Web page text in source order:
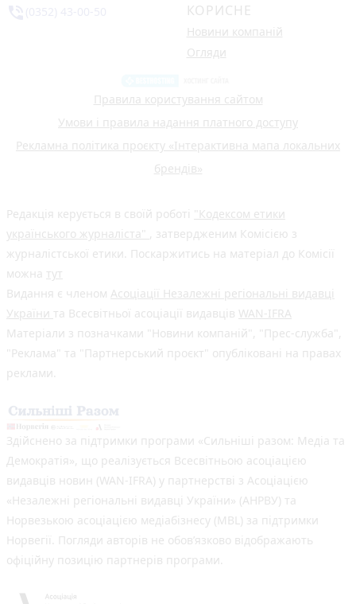
КОРИСНЕ
Новини компаній
Огляди
Правила користування сайтом
Умови і правила надання платного доступу
Рекламна політика проєкту «Інтерактивна мапа локальних
брендів»
Редакція керується в своїй роботі "Кодексом етики
українського журналіста"
, затвердженим Комісією з
журналістської етики. Поскаржитись на матеріал до Комісії
можна тут
Видання є членом Асоціації Незалежні регіональні видавці
України та Всесвітньої асоціації видавців WAN-IFRA
Матеріали з позначками "Новини компаній", "Прес-служба",
"Реклама" та "Партнерський проєкт" опубліковані на правах
реклами.
Здійснено за підтримки програми «Сильніші разом: Медіа та
Демократія», що реалізується Всесвітньою асоціацією
видавців новин (WAN-IFRA) у партнерстві з Асоціацією
«Незалежні регіональні видавці України» (АНРВУ) та
Норвезькою асоціацією медіабізнесу (MBL) за підтримки
Норвегії. Погляди авторів не обов’язково відображають
офіційну позицію партнерів програми.